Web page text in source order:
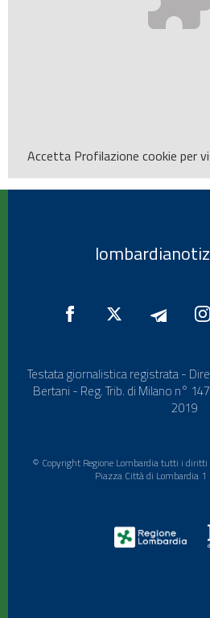
Accetta Profilazione cookie per
Testata giornalistica registrata -
Bertani - Reg. Trib. di Milano n°
2019
© Copyright Regione Lombardia tutti i
Piazza Città di Lombardia